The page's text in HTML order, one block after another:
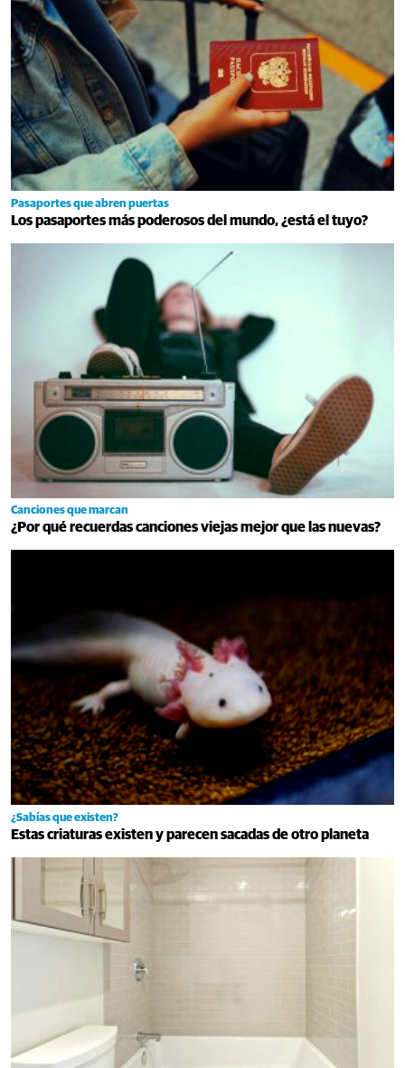
Pasaportes que abren puertas
Los pasaportes más poderosos del mundo, ¿está el tuyo?
Canciones que marcan
¿Por qué recuerdas canciones viejas mejor que las nuevas?
¿Sabías que existen?
Estas criaturas existen y parecen sacadas de otro planeta